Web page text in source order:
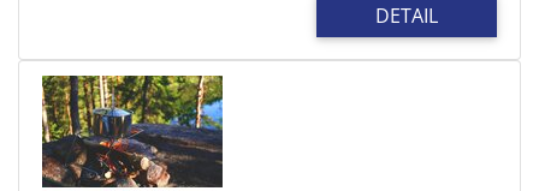
DETAIL